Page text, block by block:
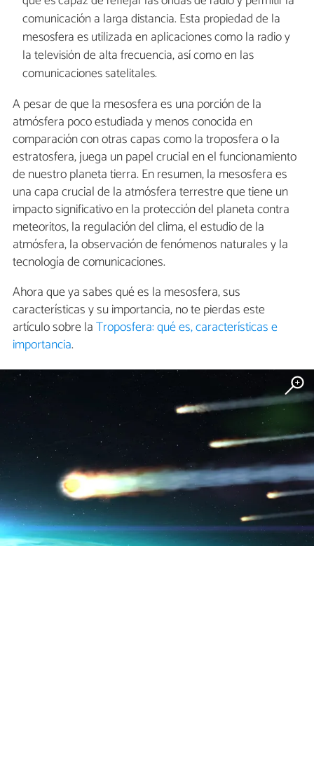
comunicación a larga distancia. Esta propiedad de la
mesosfera es utilizada en aplicaciones como la radio y
la televisión de alta frecuencia, así como en las
comunicaciones satelitales.
A pesar de que la mesosfera es una porción de la
atmósfera poco estudiada y menos conocida en
comparación con otras capas como la troposfera o la
estratosfera, juega un papel crucial en el funcionamiento
de nuestro planeta tierra. En resumen, la mesosfera es
una capa crucial de la atmósfera terrestre que tiene un
impacto significativo en la protección del planeta contra
meteoritos, la regulación del clima, el estudio de la
atmósfera, la observación de fenómenos naturales y la
tecnología de comunicaciones.
Ahora que ya sabes qué es la mesosfera, sus
características y su importancia, no te pierdas este
artículo sobre laTroposfera: qué es, características e
importancia.